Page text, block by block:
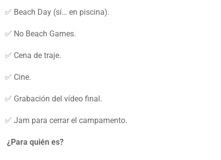
✅ Beach Day (sí… en piscina).
✅ No Beach Games.
✅ Cena de traje.
✅ Cine.
✅ Grabación del vídeo final.
✅ Jam para cerrar el campamento.
¿Para quién es?